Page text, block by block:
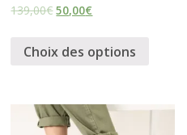
139,00€ 50,00€
Choix des options